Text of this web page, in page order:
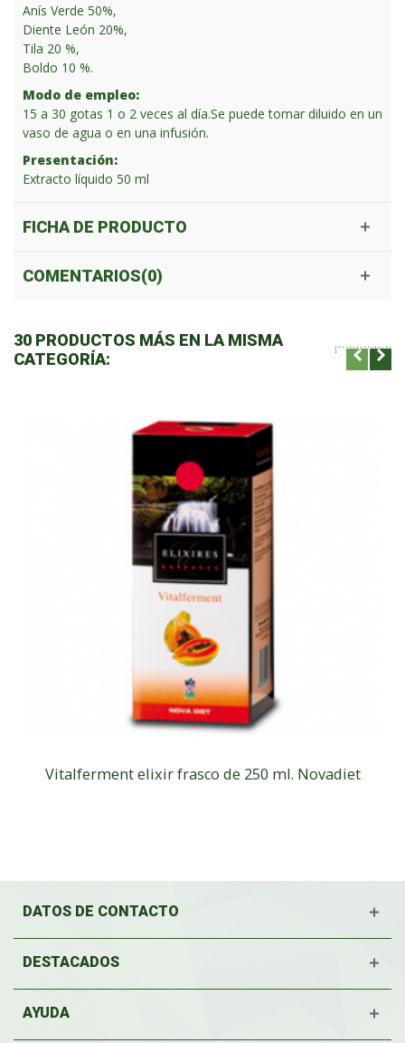
Anís Verde 50%,
Diente León 20%,
Tila 20 %,
Boldo 10 %.
Modo de empleo:
15 a 30 gotas 1 o 2 veces al día.Se puede tomar diluido en un
vaso de agua o en una infusión.
Presentación:
Extracto líquido 50 ml
FICHA DE PRODUCTO
COMENTARIOS(0)
30 PRODUCTOS MÁS EN LA MISMA
CATEGORÍA:
Vitalferment elixir frasco de 250 ml. Novadiet
DATOS DE CONTACTO
DESTACADOS
AYUDA